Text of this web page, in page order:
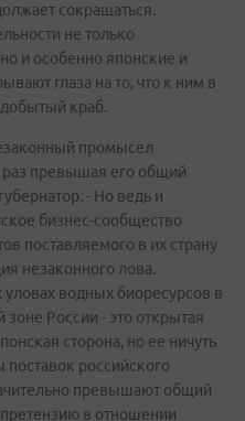
сокращаться.
не только
и особенно японские и
глаза на то, что к ним в
добытый краб.
промысел
раз превышая его общий
- Но ведь и
бизнес-сообщество
поставляемого в их страну
незаконного лова.
водных биоресурсов в
России - это открытая
сторона, но ее ничуть
российского
превышают общий
в отношении